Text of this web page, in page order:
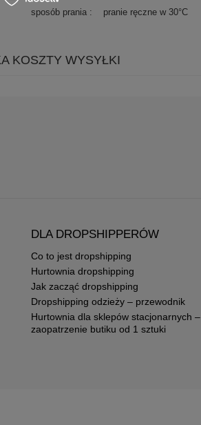
sposób prania pranie ręczne w 30°C
KOSZTY WYSYŁKI
DLA DROPSHIPPERÓW
Co to jest dropshipping
Hurtownia dropshipping
Jak zacząć dropshipping
Dropshipping odzieży – przewodnik
Hurtownia dla sklepów stacjonarnych –
zaopatrzenie butiku od 1 sztuki